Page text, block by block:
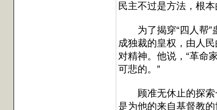
民主不过是方法，根
为了揭穿“四人帮”
成独裁的皇权，由人
对精神。他说，“革命
可悲的。”
顾准无休止的探索一
是为他的来自基督教